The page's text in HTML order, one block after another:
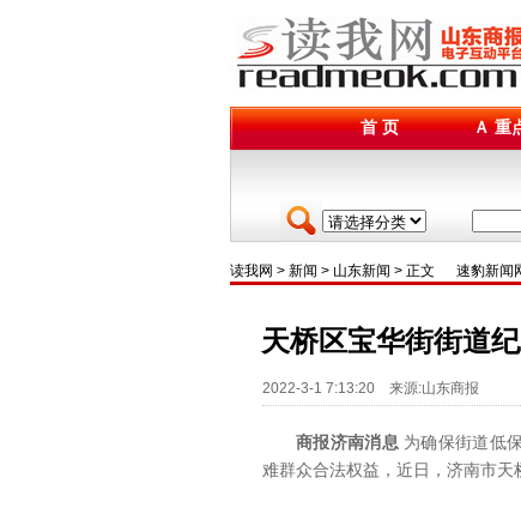
首 页 Ａ 重
读我网 > 新闻 > 山东新闻 > 正文 速豹新闻
天桥区宝华街街道
2022-3-1 7:13:20 来源:山东商报
商报济南消息 为确保街道低
难群众合法权益，近日，济南市天